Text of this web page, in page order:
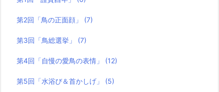
第2回「鳥の正面顔」 (7)
第3回「鳥総選挙」 (7)
第4回「自慢の愛鳥の表情」 (12)
第5回「水浴び＆首かしげ」 (5)